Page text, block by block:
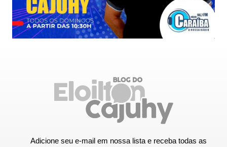
Adicione seu e-mail em nossa lista e receba todas as